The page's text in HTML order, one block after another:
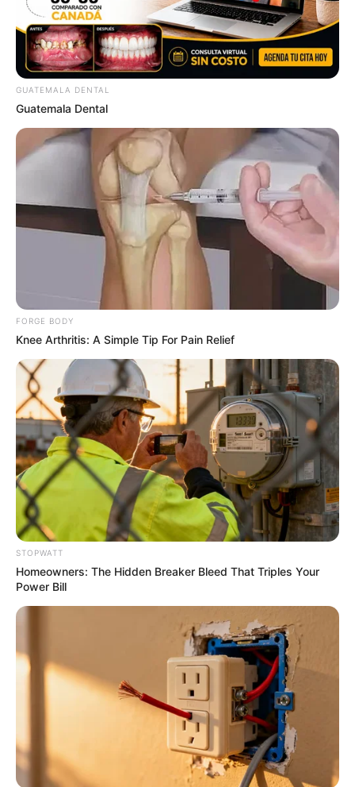
This New Will Give You An Erection After +45
MEDVI
Orthopedist: Few People Know About This Knee
Arthritis Trick
FORGE BODY
4x Stronger Than Viagra! This To Perform Better
GUATEMALA DENTAL
Guatemala Dental
FORGE BODY
Knee Arthritis: A Simple Tip For Pain Relief
STOPWATT
Homeowners: The Hidden Breaker Bleed That Triples Your
Power Bill